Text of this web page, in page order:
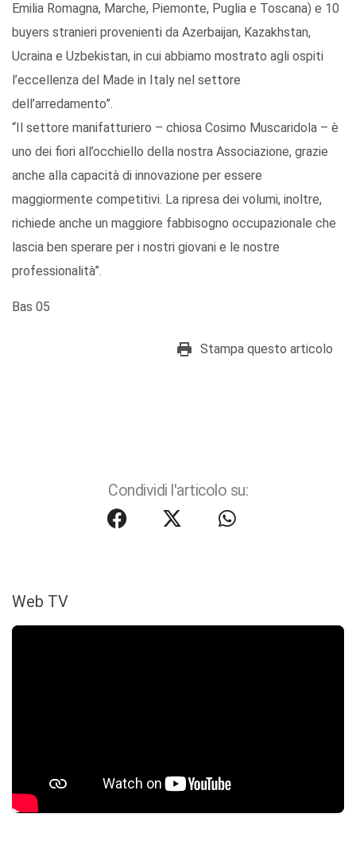
Emilia Romagna, Marche, Piemonte, Puglia e Toscana) e 10
buyers stranieri provenienti da Azerbaijan, Kazakhstan,
Ucraina e Uzbekistan, in cui abbiamo mostrato agli ospiti
l’eccellenza del Made in Italy nel settore
dell’arredamento”.
“Il settore manifatturiero – chiosa Cosimo Muscaridola – è
uno dei fiori all’occhiello della nostra Associazione, grazie
anche alla capacità di innovazione per essere
maggiormente competitivi. La ripresa dei volumi, inoltre,
richiede anche un maggiore fabbisogno occupazionale che
lascia ben sperare per i nostri giovani e le nostre
professionalità”.
Bas 05
Stampa questo articolo
Condividi l'articolo su:
Web TV